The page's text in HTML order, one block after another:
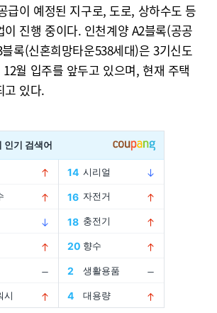
급이 예정된 지구로, 도로, 상하수도 등
이 진행 중이다. 인천계양 A2블록(공공
록(신혼희망타운538세대)은 3기신도
월 입주를 앞두고 있으며, 현재 주택
고 있다.